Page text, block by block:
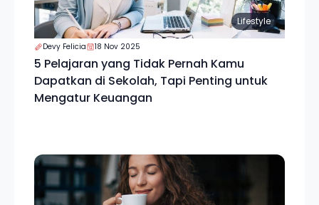
Lifestyle
Devy Felicia 18 Nov 2025
5 Pelajaran yang Tidak Pernah Kamu
Dapatkan di Sekolah, Tapi Penting untuk
Mengatur Keuangan